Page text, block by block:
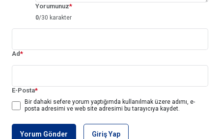
Yorumunuz*
0/30 karakter
Ad*
E-Posta*
Bir dahaki sefere yorum yaptığımda kullanılmak üzere adımı, e-
posta adresimi ve web site adresimi bu tarayıcıya kaydet.
Yorum Gönder Giriş Yap